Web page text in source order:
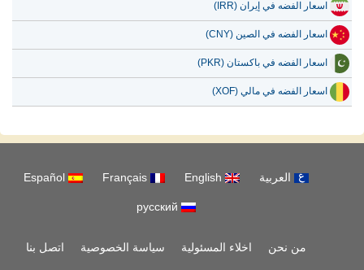
اسعار الفضه في إيران (IRR)
اسعار الفضه في الصين (CNY)
اسعار الفضه في باكستان (PKR)
اسعار الفضه في مالي (XOF)
العربية Français
Español
من نحن اخلاء المسئولية سياسة الخصوصية اتصل بنا